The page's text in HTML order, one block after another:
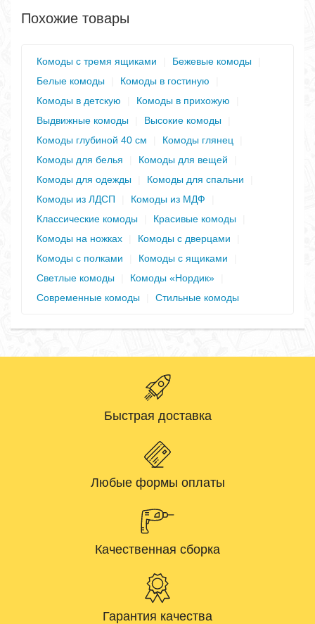
Похожие товары
Комоды с тремя ящиками Бежевые комоды
Белые комоды
Комоды в гостиную
Комоды в детскую
Комоды в прихожую
Выдвижные комоды
Высокие комоды
Комоды глубиной 40 см
Комоды глянец
Комоды для белья
Комоды для вещей
Комоды для одежды
Комоды для спальни
Комоды из ЛДСП
Комоды из МДФ
Классические комоды
Красивые комоды
Комоды на ножках
Комоды с дверцами
Комоды с полками
Комоды с ящиками
Светлые комоды
Комоды «Нордик»
Современные комоды
Стильные комоды
Быстрая доставка
Любые формы оплаты
Качественная сборка
Гарантия качества